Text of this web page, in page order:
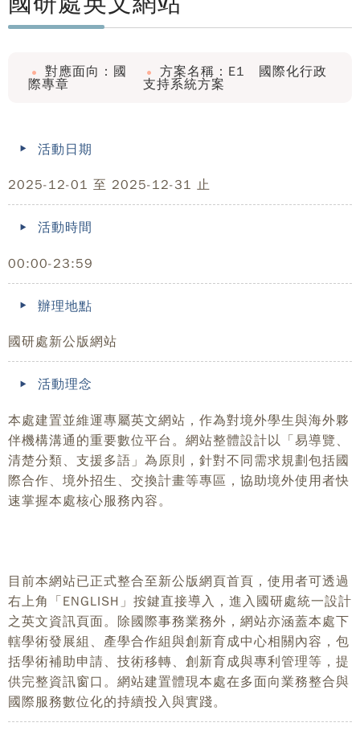
對應面向：國
際專章
方案名稱：E1 國際化行政
支持系統方案
活動日期
2025-12-01 至 2025-12-31 止
活動時間
00:00-23:59
辦理地點
國研處新公版網站
活動理念
本處建置並維運專屬英文網站，作為對境外學生與海外夥
伴機構溝通的重要數位平台。網站整體設計以「易導覽、
清楚分類、支援多語」為原則，針對不同需求規劃包括國
際合作、境外招生、交換計畫等專區，協助境外使用者快
速掌握本處核心服務內容。
目前本網站已正式整合至新公版網頁首頁，使用者可透過
右上角「ENGLISH」按鍵直接導入，進入國研處統一設計
之英文資訊頁面。除國際事務業務外，網站亦涵蓋本處下
轄學術發展組、產學合作組與創新育成中心相關內容，包
括學術補助申請、技術移轉、創新育成與專利管理等，提
供完整資訊窗口。網站建置體現本處在多面向業務整合與
國際服務數位化的持續投入與實踐。